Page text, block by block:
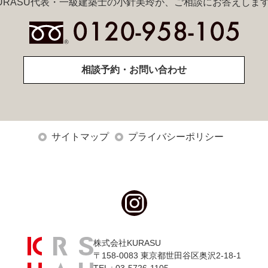
代表・一級建築士の小針美玲が、ご相談にお答えしま
相談予約・お問い合わせ
サイトマップ プライバシーポリシー
株式会社KURASU
〒158-0083 東京都世田谷区奥沢2-18-1